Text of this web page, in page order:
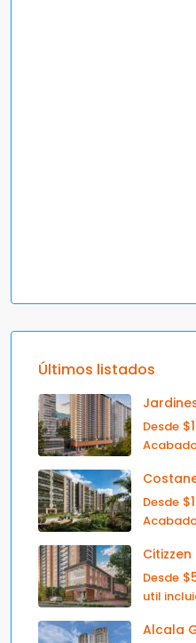
Últimos listados
Desde
Desde
Desde
util
Alcala